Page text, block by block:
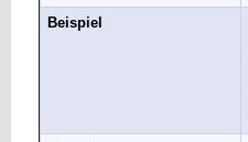
Beispiel